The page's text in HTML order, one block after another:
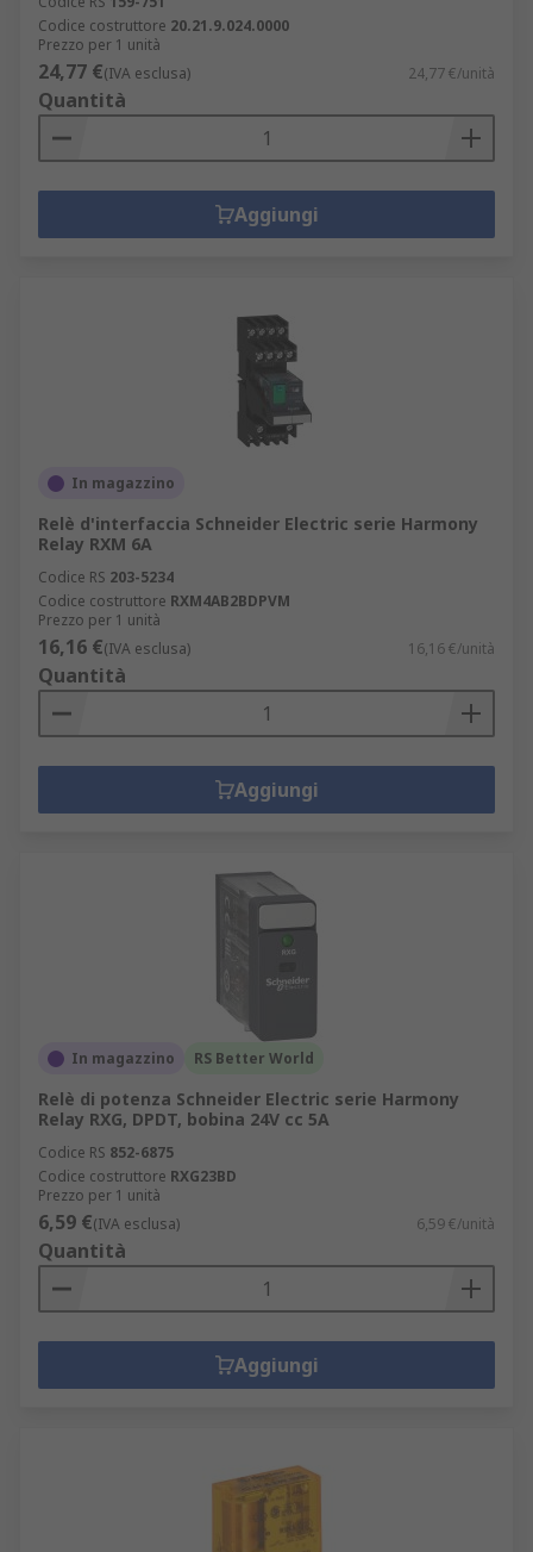
Codice costruttore 20.21.9.024.0000
Prezzo per 1 unità
24,77 €(IVA esclusa) 24,77 €/unità
Quantità
Aggiungi
In magazzino
Relè d'interfaccia Schneider Electric serie Harmony
Relay RXM 6A
Codice RS 203-5234
Codice costruttore RXM4AB2BDPVM
Prezzo per 1 unità
16,16 €(IVA esclusa) 16,16 €/unità
Quantità
Aggiungi
In magazzino RS Better World
Relè di potenza Schneider Electric serie Harmony
Relay RXG, DPDT, bobina 24V cc 5A
Codice RS 852-6875
Codice costruttore RXG23BD
Prezzo per 1 unità
6,59 €(IVA esclusa) 6,59 €/unità
Quantità
Aggiungi